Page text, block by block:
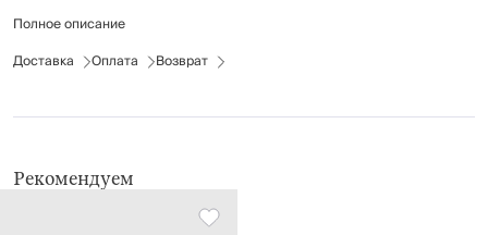
Рекомендации по уходу: мыть вручную с применением мягких моющих
жёсткие губки.
Полное описание
Доставка
Оплата Возврат
Рекомендуем